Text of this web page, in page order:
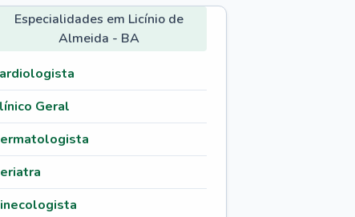
Especialidades em Licínio de
Almeida - BA
Geral